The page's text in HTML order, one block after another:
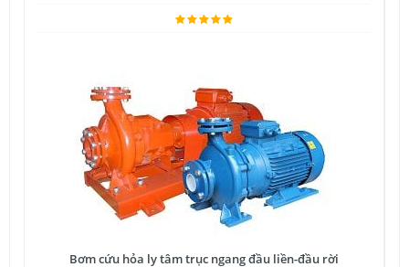
Bơm cứu hỏa ly tâm trục ngang đầu liền-đầu rời